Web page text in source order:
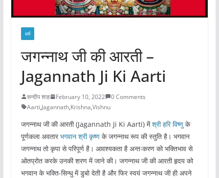
धर्म
जगन्नाथ जी की आरती –
Jagannath Ji Ki Aarti
सन्दीप शाह February 10, 2022
0 Comments
Aarti,Jagannath,Krishna,Vishnu
जगन्नाथ जी की आरती (Jagannath Ji Ki Aarti) मेंश्री हरि विष्णुके
पूर्णकला अवतारभगवान श्री कृष्णके जगन्नाथ रूप की स्तुति है। भगवान
जगन्नाथ तो कृपा से परिपूर्ण है। आवश्यकता है अन्तःकरण को भक्तिभाव से
ओतप्रोत करके उनकी शरण में जाने की। जगन्नाथ जी की आरती हृदय को
भगवान के भक्ति-सिन्धु में डुबो देती है और फिर स्वयं जगन्नाथ जी ही अपने